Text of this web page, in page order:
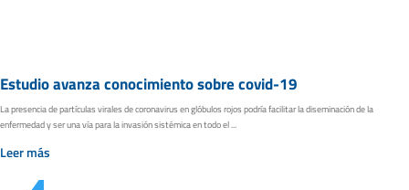
Estudio avanza conocimiento sobre covid-19
La presencia de partículas virales de coronavirus en glóbulos rojos podría facilitar la diseminación de la
enfermedad y ser una vía para la invasión sistémica en todo el ...
Leer más